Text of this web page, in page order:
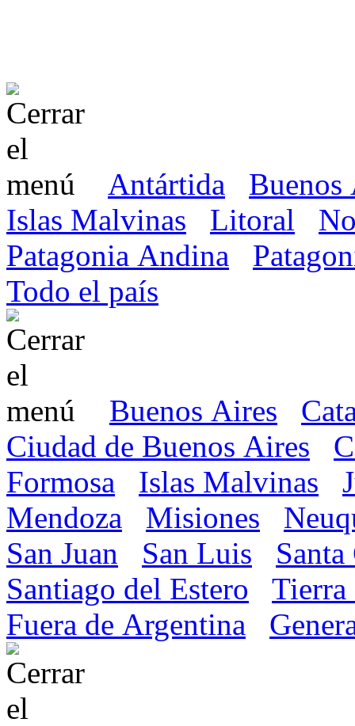
Antártida
Buenos
Islas Malvinas
Litoral
Patagonia Andina
Todo el país
Buenos Aires
Ciudad de Buenos Aires
Formosa
Islas Malvinas
Mendoza
Misiones
San Juan
San Luis
Santiago del Estero
Tierra
Fuera de Argentina